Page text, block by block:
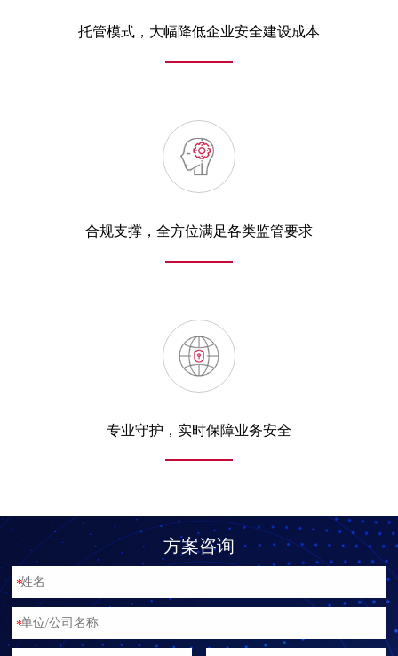
托管模式，大幅降低企业安全建设成本
合规支撑，全方位满足各类监管要求
专业守护，实时保障业务安全
方案咨询
*
*